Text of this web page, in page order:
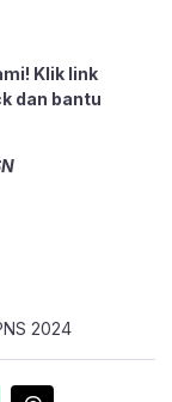
Klik link
dan bantu
2024